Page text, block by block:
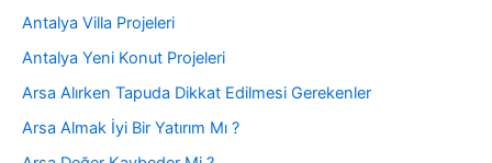
Antalya Villa Projeleri
Antalya Yeni Konut Projeleri
Arsa Alırken Tapuda Dikkat Edilmesi Gerekenler
Arsa Almak İyi Bir Yatırım Mı ?